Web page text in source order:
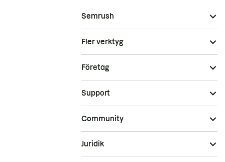
Semrush
Fler verktyg
Företag
Support
Community
Juridik